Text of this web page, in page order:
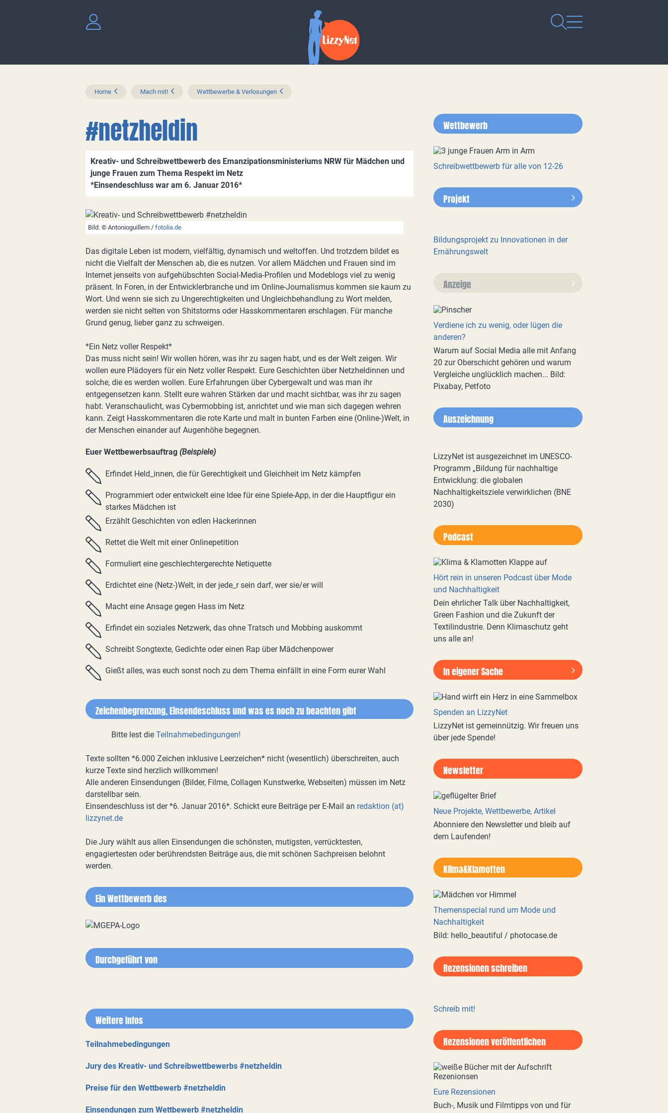
Home Mach mit! Wettbewerbe & Verlosungen
#netzheldin
Kreativ- und Schreibwettbewerb des Emanzipationsministeriums NRW für Mädchen und
junge Frauen zum Thema Respekt im Netz
*Einsendeschluss war am 6. Januar 2016*
Bild: © Antonioguillem / fotolia.de
Das digitale Leben ist modern, vielfältig, dynamisch und weltoffen. Und trotzdem bildet es
nicht die Vielfalt der Menschen ab, die es nutzen. Vor allem Mädchen und Frauen sind im
Internet jenseits von aufgehübschten Social-Media-Profilen und Modeblogs viel zu wenig
präsent. In Foren, in der Entwicklerbranche und im Online-Journalismus kommen sie kaum zu
Wort. Und wenn sie sich zu Ungerechtigkeiten und Ungleichbehandlung zu Wort melden,
werden sie nicht selten von Shitstorms oder Hasskommentaren erschlagen. Für manche
Grund genug, lieber ganz zu schweigen.
*Ein Netz voller Respekt*
Das muss nicht sein! Wir wollen hören, was ihr zu sagen habt, und es der Welt zeigen. Wir
wollen eure Plädoyers für ein Netz voller Respekt. Eure Geschichten über Netzheldinnen und
solche, die es werden wollen. Eure Erfahrungen über Cybergewalt und was man ihr
entgegensetzen kann. Stellt eure wahren Stärken dar und macht sichtbar, was ihr zu sagen
habt. Veranschaulicht, was Cybermobbing ist, anrichtet und wie man sich dagegen wehren
kann. Zeigt Hasskommentaren die rote Karte und malt in bunten Farben eine (Online-)Welt, in
der Menschen einander auf Augenhöhe begegnen.
Euer Wettbewerbsauftrag (Beispiele)
Erfindet Held_innen, die für Gerechtigkeit und Gleichheit im Netz kämpfen
Programmiert oder entwickelt eine Idee für eine Spiele-App, in der die Hauptfigur ein
starkes Mädchen ist
Erzählt Geschichten von edlen Hackerinnen
Rettet die Welt mit einer Onlinepetition
Formuliert eine geschlechtergerechte Netiquette
Erdichtet eine (Netz-)Welt, in der jede_r sein darf, wer sie/er will
Macht eine Ansage gegen Hass im Netz
Erfindet ein soziales Netzwerk, das ohne Tratsch und Mobbing auskommt
Schreibt Songtexte, Gedichte oder einen Rap über Mädchenpower
Gießt alles, was euch sonst noch zu dem Thema einfällt in eine Form eurer Wahl
Zeichenbegrenzung, Einsendeschluss und was es noch zu beachten gibt
Bitte lest die Teilnahmebedingungen!
Texte sollten *6.000 Zeichen inklusive Leerzeichen* nicht (wesentlich) überschreiten, auch
kurze Texte sind herzlich willkommen!
Alle anderen Einsendungen (Bilder, Filme, Collagen Kunstwerke, Webseiten) müssen im Netz
darstellbar sein.
Einsendeschluss ist der *6. Januar 2016*. Schickt eure Beiträge per E-Mail an redaktion (at)
lizzynet.de
Die Jury wählt aus allen Einsendungen die schönsten, mutigsten, verrücktesten,
engagiertesten oder berührendsten Beiträge aus, die mit schönen Sachpreisen belohnt
werden.
Ein Wettbewerb des
Durchgeführt von
Weitere Infos
Teilnahmebedingungen
Jury des Kreativ- und Schreibwettbewerbs #netzheldin
Preise für den Wettbewerb #netzheldin
Einsendungen zum Wettbewerb #netzheldin
Wettbewerb
Schreibwettbewerb für alle von 12-26
Projekt
Bildungsprojekt zu Innovationen in der
Ernährungswelt
Anzeige
Verdiene ich zu wenig, oder lügen die
anderen?
Warum auf Social Media alle mit Anfang
20 zur Oberschicht gehören und warum
Vergleiche unglücklich machen... Bild:
Pixabay, Petfoto
Auszeichnung
LizzyNet ist ausgezeichnet im UNESCO-
Programm „Bildung für nachhaltige
Entwicklung: die globalen
Nachhaltigkeitsziele verwirklichen (BNE
2030)
Podcast
Hört rein in unseren Podcast über Mode
und Nachhaltigkeit
Dein ehrlicher Talk über Nachhaltigkeit,
Green Fashion und die Zukunft der
Textilindustrie. Denn Klimaschutz geht
uns alle an!
In eigener Sache
Spenden an LizzyNet
LizzyNet ist gemeinnützig. Wir freuen uns
über jede Spende!
Newsletter
Neue Projekte, Wettbewerbe, Artikel
Abonniere den Newsletter und bleib auf
dem Laufenden!
Klima&Klamotten
Themenspecial rund um Mode und
Nachhaltigkeit
Bild: hello_beautiful / photocase.de
Rezensionen schreiben
Schreib mit!
Rezensionen veröffentlichen
Eure Rezensionen
Buch-, Musik und Filmtipps von und für